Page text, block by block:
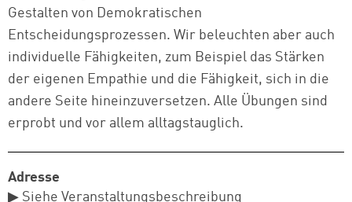
Gestalten von Demokratischen
Entscheidungsprozessen. Wir beleuchten aber auch
individuelle Fähigkeiten, zum Beispiel das Stärken
der eigenen Empathie und die Fähigkeit, sich in die
andere Seite hineinzuversetzen. Alle Übungen sind
erprobt und vor allem alltagstauglich.
Adresse
▶ Siehe Veranstaltungsbeschreibung